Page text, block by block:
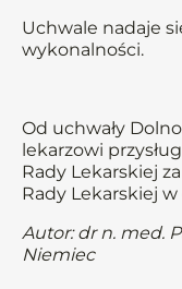
Uchwale nadaje
wykonalności.
Od uchwały
lekarzowi
Rady Lekarskiej
Rady Lekarskiej
Autor: dr n. med.
Niemiec